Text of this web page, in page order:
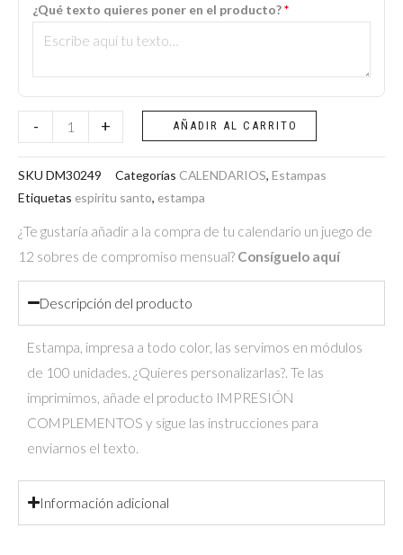
¿Qué texto quieres poner en el producto?*
-
Espíritu
Santo
+ AÑADIR AL CARRITO
SKU DM30249 Categorías CALENDARIOS, Estampas
Etiquetas espiritu santo, estampa
¿Te gustaría añadir a la compra de tu calendario un juego de
12 sobres de compromiso mensual? Consíguelo aquí
Descripción del producto
Estampa, impresa a todo color, las servimos en módulos
de 100 unidades. ¿Quieres personalizarlas?. Te las
imprimimos, añade el producto IMPRESIÓN
COMPLEMENTOS y sigue las instrucciones para
enviarnos el texto.
Información adicional